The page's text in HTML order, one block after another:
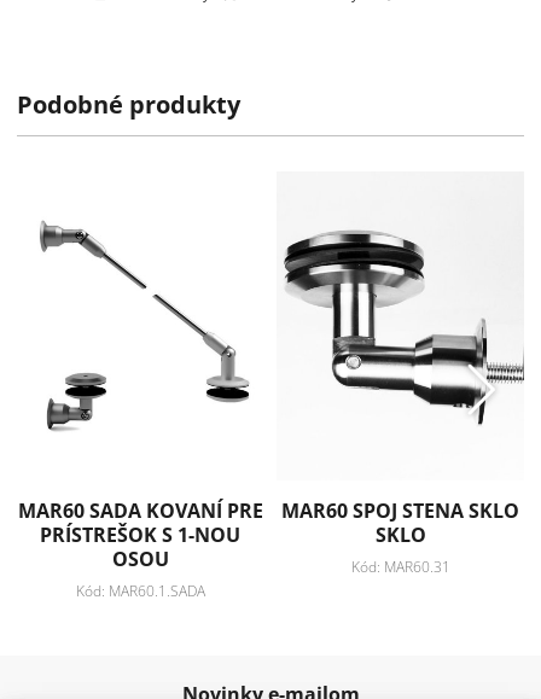
k dispozícii do 2 týždňov
Podobné produkty
MAR60 SADA KOVANÍ PRE
PRÍSTREŠOK S 1-NOU
OSOU
Kód: MAR60.1.SADA
MAR60 SPOJ STENA SKLO
SKLO
Kód: MAR60.31